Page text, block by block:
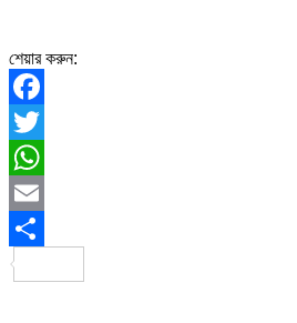
শেয়ার করুন:
Facebook
Twitter
WhatsApp
Email